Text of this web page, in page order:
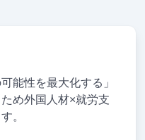
能性を最大化する」
め外国人材×就労支
。